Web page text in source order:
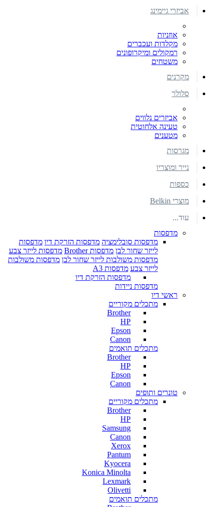
אביזרי גיימינג
אוזניות
מקלדות ועכברים
רמקולים ומיקרופונים
משטחים
מקרנים
סלולר
אביזרים נלווים
טעינה אלחוטית
מטענים
מגרסות
נייר ומוצריו
כספות
מוצרי Belkin
עוד...
מדפסות
מדפסות סובלימציה מדפסות הזרקת דיו מדפסות
לייזר שחור לבן מדפסות Brother
מדפסות לייזר צבע
מדפסות משולבות לייזר שחור לבן מדפסות משולבות
לייזר צבע מדפסות A3
מדפסות הזרקת דיו
מדפסות ניידות
ראשי דיו
מתכלים מקוריים
Brother
HP
Epson
Canon
מתכלים תואמים
Brother
HP
Epson
Canon
טונרים ותופים
מתכלים מקוריים
Brother
HP
Samsung
Canon
Xerox
Pantum
Kyocera
Konica Minolta
Lexmark
Olivetti
מתכלים תואמים